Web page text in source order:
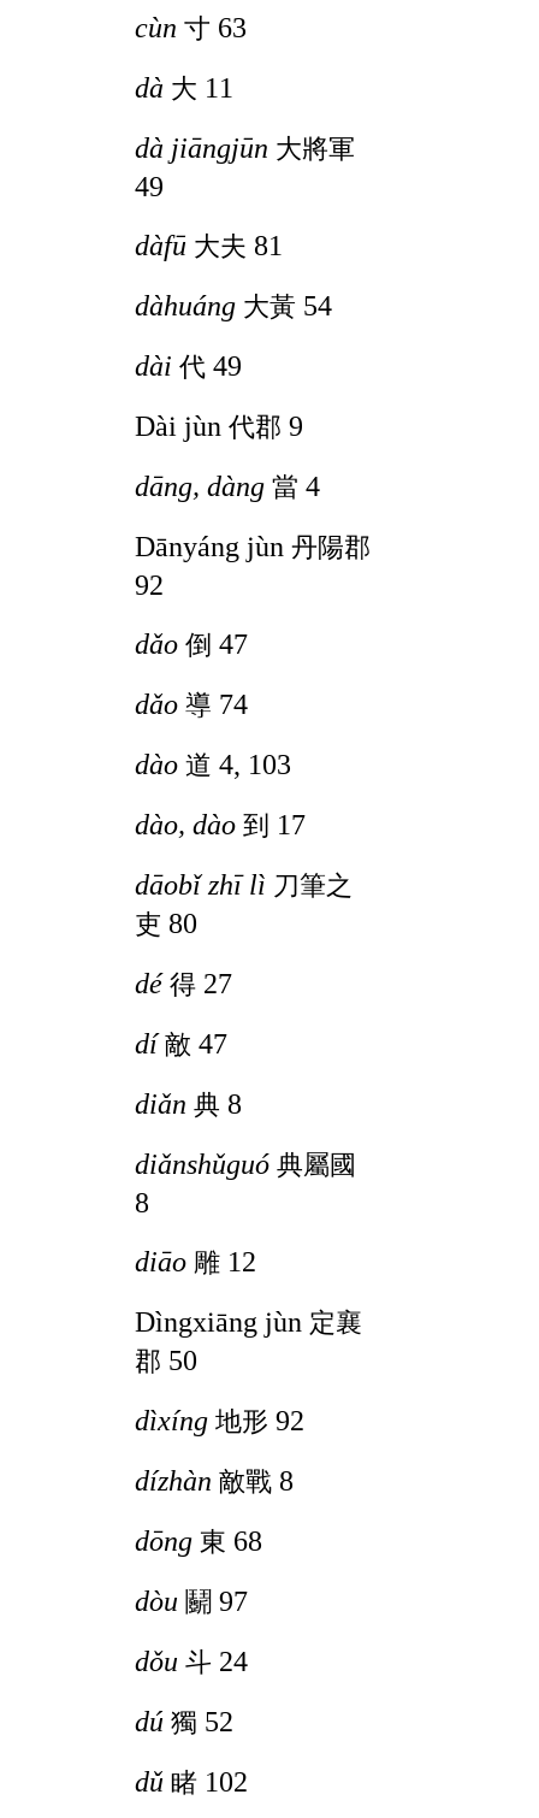
cùn 寸 63
dà 大 11
dà jiāngjūn 大將軍
49
dàfū 大夫 81
dàhuáng 大黃 54
dài 代 49
Dài jùn 代郡 9
dāng, dàng 當 4
Dānyáng jùn 丹陽郡
92
dǎo 倒 47
dǎo 導 74
dào 道 4, 103
dào, dào 到 17
dāobǐ zhī lì 刀筆之
吏 80
dé 得 27
dí敵 47
diǎn 典 8
diǎnshǔguó 典屬國
8
diāo 雕 12
Dìngxiāng jùn 定襄
郡 50
dìxíng 地形 92
dízhàn 敵戰 8
dōng 東 68
dòu 鬬 97
dǒu 斗 24
dú 獨 52
dǔ 睹 102